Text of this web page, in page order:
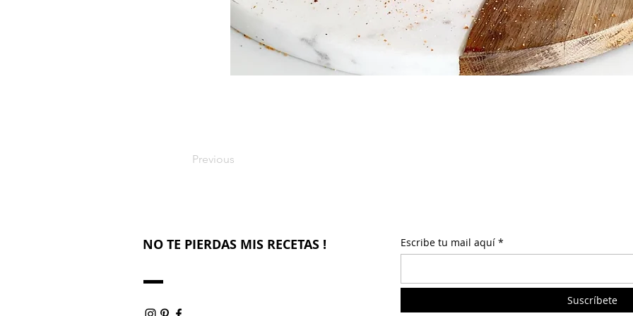
Previous
NO TE PIERDAS MIS RECETAS ! Escribe tu mail aquí
Suscríbete